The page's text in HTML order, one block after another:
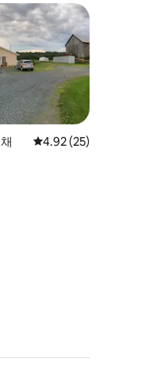
평점 4.92점(5점 만점
4.92 (25)